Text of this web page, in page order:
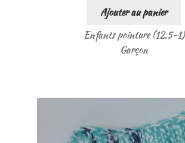
Ajouter au panier
Enfants pointure (12.5-1)
Garçon